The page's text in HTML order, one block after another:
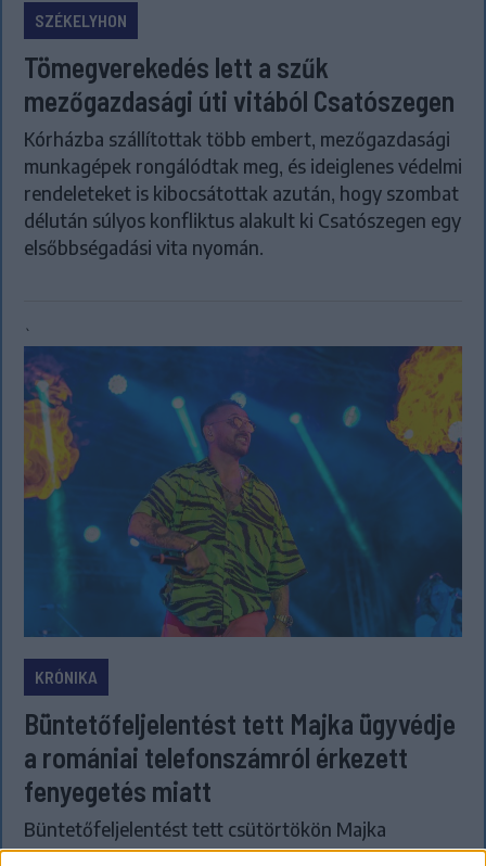
SZÉKELYHON
Tömegverekedés lett a szűk
mezőgazdasági úti vitából Csatószegen
Kórházba szállítottak több embert, mezőgazdasági
munkagépek rongálódtak meg, és ideiglenes védelmi
rendeleteket is kibocsátottak azután, hogy szombat
délután súlyos konfliktus alakult ki Csatószegen egy
elsőbbségadási vita nyomán.
`
KRÓNIKA
Büntetőfeljelentést tett Majka ügyvédje
a romániai telefonszámról érkezett
fenyegetés miatt
Büntetőfeljelentést tett csütörtökön Majka
romániai jogi képviselője a sepsiszentgyörgyi Sic